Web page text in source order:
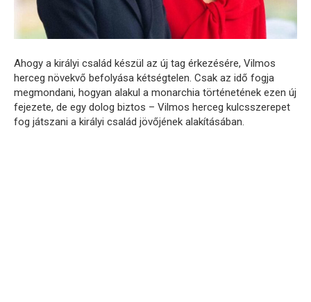
Ahogy a királyi család készül az új tag érkezésére, Vilmos
herceg növekvő befolyása kétségtelen. Csak az idő fogja
megmondani, hogyan alakul a monarchia történetének ezen új
fejezete, de egy dolog biztos – Vilmos herceg kulcsszerepet
fog játszani a királyi család jövőjének alakításában.